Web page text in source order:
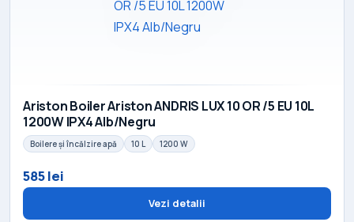
Ariston Boiler Ariston ANDRIS LUX 10 OR /5 EU 10L
1200W IPX4 Alb/Negru
Boilere și încălzire apă 10 L 1200 W
585 lei
Vezi detalii